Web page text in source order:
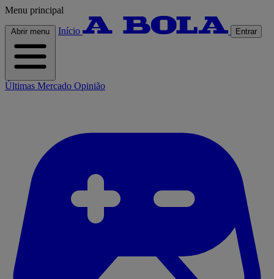
Menu principal
Abrir menu Início Entrar
Últimas Mercado Opinião